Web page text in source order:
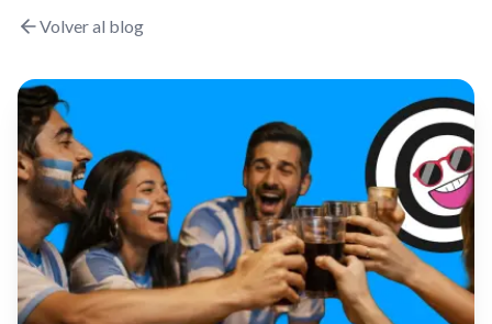
Volver al blog